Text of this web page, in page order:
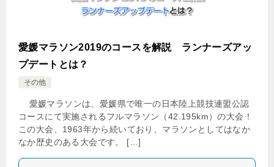
愛媛マラソン2019のコースを解説 ランナーズアッ
プデートとは？
その他
愛媛マラソンは、愛媛県で唯一の日本陸上競技連盟公認
コースにて実施されるフルマラソン（42.195km）の大会！
この大会、1963年から続いており、マラソンとしてはなか
なか歴史のある大会です。 […]